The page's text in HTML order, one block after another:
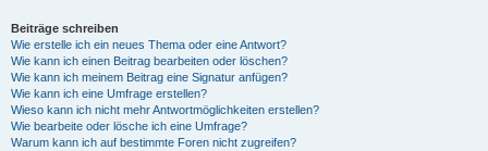
Beiträge schreiben
Wie erstelle ich ein neues Thema oder eine Antwort?
Wie kann ich einen Beitrag bearbeiten oder löschen?
Wie kann ich meinem Beitrag eine Signatur anfügen?
Wie kann ich eine Umfrage erstellen?
Wieso kann ich nicht mehr Antwortmöglichkeiten erstellen?
Wie bearbeite oder lösche ich eine Umfrage?
Warum kann ich auf bestimmte Foren nicht zugreifen?